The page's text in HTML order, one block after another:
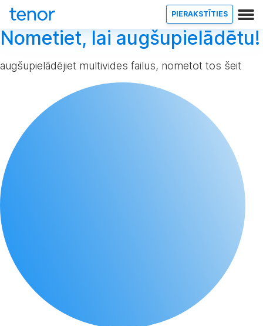
PIERAKSTĪTIES
Nometiet, lai augšupielādētu!
augšupielādējiet multivides failus, nometot tos šeit